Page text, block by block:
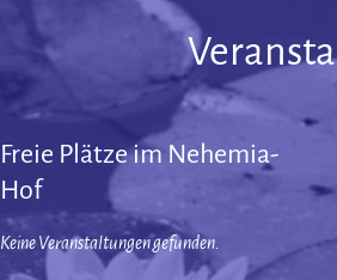
Freie Plätze im Nehemia-
Hof
Keine Veranstaltungen gefunden.